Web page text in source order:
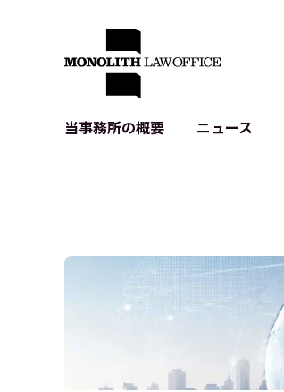
当事務所の概要 ニュース
IPO（上場）支援